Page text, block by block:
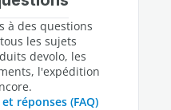
à des questions
les sujets
devolo, les
l'expédition
réponses (FAQ)